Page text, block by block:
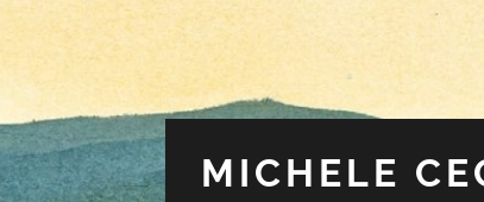
MICHELE